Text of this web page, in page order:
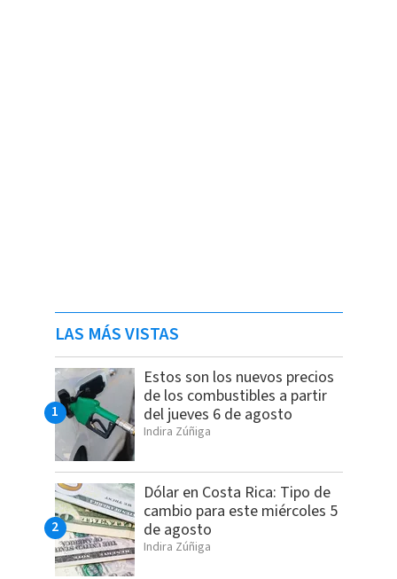
LAS MÁS VISTAS
Estos son los nuevos precios
de los combustibles a partir
del jueves 6 de agosto
Indira Zúñiga
Dólar en Costa Rica: Tipo de
cambio para este miércoles 5
de agosto
Indira Zúñiga